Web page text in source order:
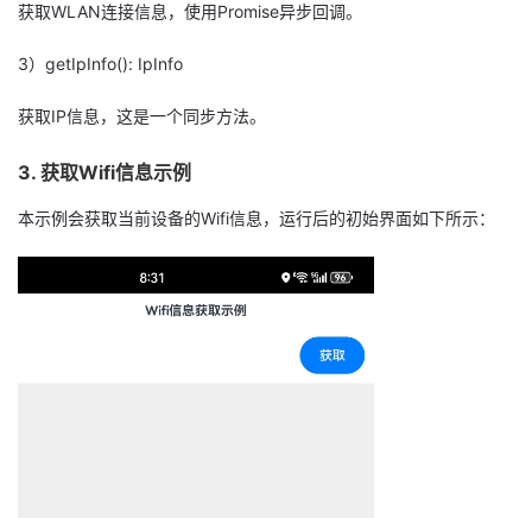
播
活
动
的
关
我
者
支
获取WLAN连接信息，使用Promise异步回调。
3）getIpInfo(): IpInfo
获取IP信息，这是一个同步方法。
3. 获取Wifi信息示例
本示例会获取当前设备的Wifi信息，运行后的初始界面如下所示：